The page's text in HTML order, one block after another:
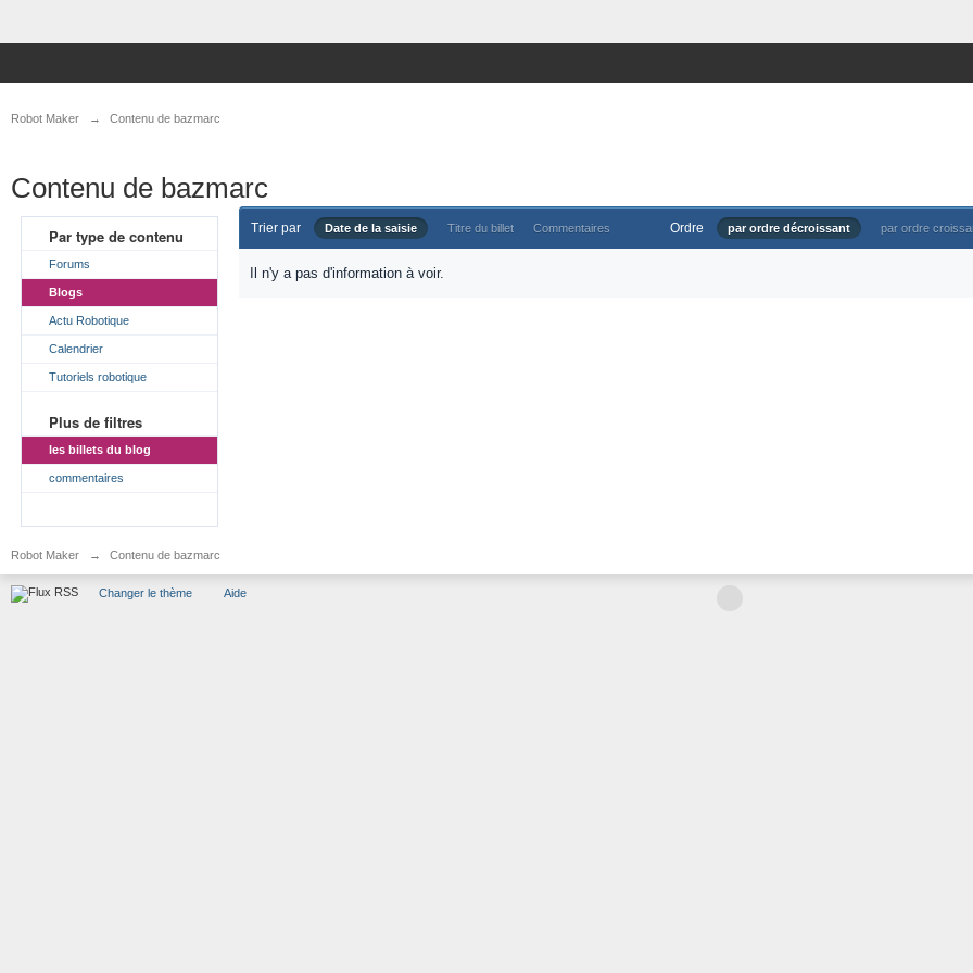
Robot Maker → Contenu de bazmarc
Contenu de bazmarc
Par type de contenu
Forums
Blogs
Actu Robotique
Calendrier
Tutoriels robotique
Plus de filtres
les billets du blog
commentaires
Trier par Date de la saisie Titre du billet Commentaires Ordre par ordre décroissant par ordre
Il n'y a pas d'information à voir.
Robot Maker → Contenu de bazmarc
Changer le thème Aide